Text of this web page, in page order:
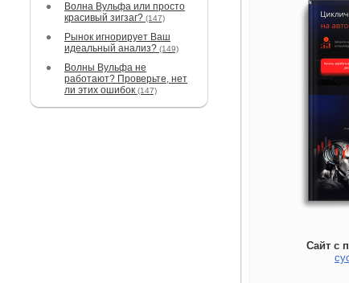
Волна Вульфа или просто
красивый зигзаг? (147)
Рынок игнорирует Ваш
идеальный анализ? (149)
Волны Вульфа не
работают? Проверьте, нет
ли этих ошибок (147)
Сайт с